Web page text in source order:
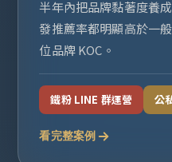
半年內把品牌黏著度養
發推薦率都明顯高於一
位品牌 KOC。
鐵粉 LINE 群運營 公
看完整案例